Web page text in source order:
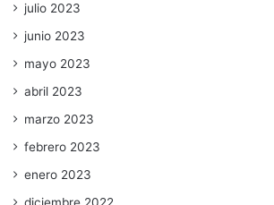
julio 2023
junio 2023
mayo 2023
abril 2023
marzo 2023
febrero 2023
enero 2023